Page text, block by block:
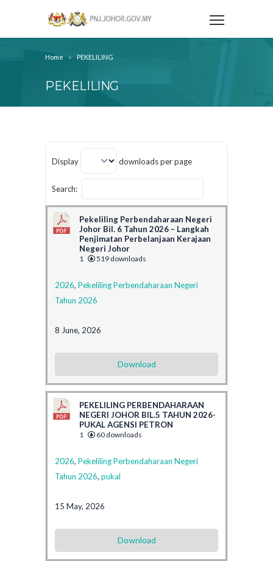
Home PEKELILING
PEKELILING
Display downloads per page
Search:
Pekeliling Perbendaharaan Negeri
Johor Bil. 6 Tahun 2026 – Langkah
Penjimatan Perbelanjaan Kerajaan
Negeri Johor
1 519 downloads
2026, Pekeliling Perbendaharaan Negeri
Tahun 2026
8 June, 2026
Download
PEKELILING PERBENDAHARAAN
NEGERI JOHOR BIL.5 TAHUN 2026-
PUKAL AGENSI PETRON
1 60 downloads
2026, Pekeliling Perbendaharaan Negeri
Tahun 2026, pukal
15 May, 2026
Download